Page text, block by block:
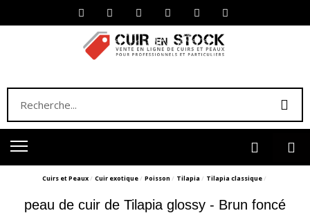
Cuirs et Peaux Cuir exotique Poisson Tilapia Tilapia classique
peau de cuir de Tilapia glossy - Brun foncé